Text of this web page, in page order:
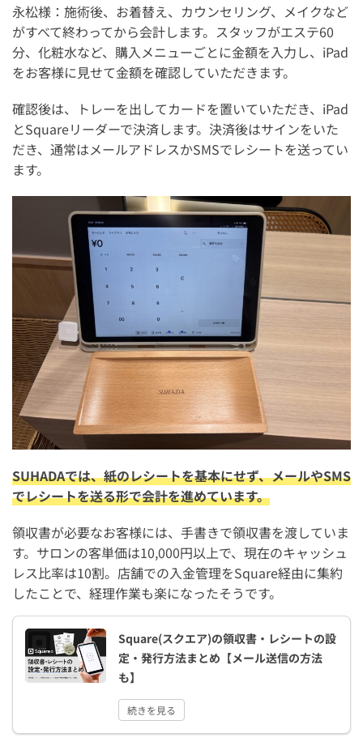
永松様：施術後、お着替え、カウンセリング、メイクなど
がすべて終わってから会計します。スタッフがエステ60
分、化粧水など、購入メニューごとに金額を入力し、iPad
をお客様に見せて金額を確認していただきます。
確認後は、トレーを出してカードを置いていただき、iPad
とSquareリーダーで決済します。決済後はサインをいた
だき、通常はメールアドレスかSMSでレシートを送ってい
ます。
SUHADAでは、紙のレシートを基本にせず、メールやSMS
でレシートを送る形で会計を進めています。
領収書が必要なお客様には、手書きで領収書を渡していま
す。サロンの客単価は10,000円以上で、現在のキャッシュ
レス比率は10割。店舗での入金管理をSquare経由に集約
したことで、経理作業も楽になったそうです。
Square(スクエア)の領収書・レシートの設
定・発行方法まとめ【メール送信の方法
も】
続きを見る